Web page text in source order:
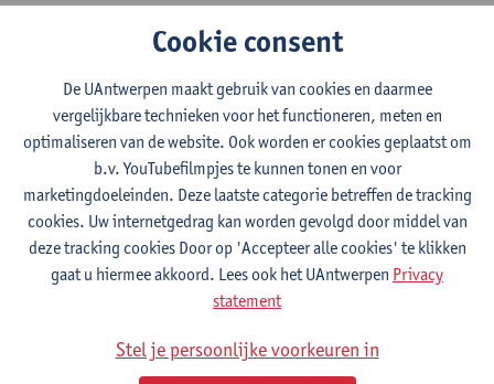
van academische teksten. Daar ga ik experimenteren met
verhogen en focussen op de verschillen en overeenkomsten
tussen schrijven in een eerste/tweede/vreemde taal. Deze
onderzoeksvragen probeer ik te beantwoorden aan de hand van
zinsproductie-experimenten met en zonder syntactische
priming, experimenten die zinsbegrip meten, studies waarbij
miniatuurtalen geleerd worden in het lab en schrijfonderzoek.
Het leren van zinsconstructies
implementatie van het ontwikkelingsmodel
voor L2 syntaxis.
Cookie consent
De UAntwerpen maakt gebruik van cookies en daarmee
vergelijkbare technieken voor het functioneren, meten en
optimaliseren van de website. Ook worden er cookies geplaatst om
b.v. YouTubefilmpjes te kunnen tonen en voor
marketingdoeleinden. Deze laatste categorie betreffen de tracking
cookies. Uw internetgedrag kan worden gevolgd door middel van
deze tracking cookies Door op 'Accepteer alle cookies' te klikken
gaat u hiermee akkoord. Lees ook het UAntwerpen Privacy
statement
Stel je persoonlijke voorkeuren in